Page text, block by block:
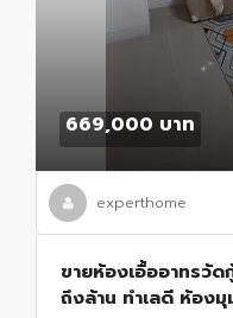
669,000 บาท
experthome
ขายห้องเอื้ออาทรวั
ถึงล้าน ทำเลดี ห้องมุ